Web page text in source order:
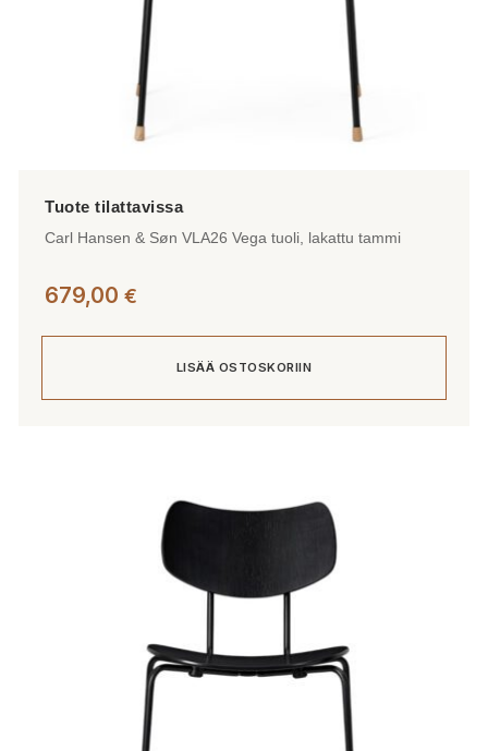
Carl Hansen & Søn VLA26 Vega tuoli, lakattu tammi
679,00 €
LISÄÄ OSTOSKORIIN